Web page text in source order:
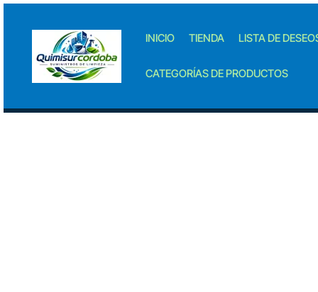
content
INICIO TIENDA LISTA DE
CATEGORÍAS DE PRODUCTOS